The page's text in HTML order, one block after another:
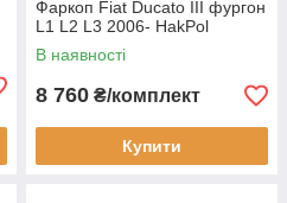
Фаркоп Fiat Ducato III фургон
L1 L2 L3 2006- HakPol
В наявності
8 760 ₴/комплект
Купити